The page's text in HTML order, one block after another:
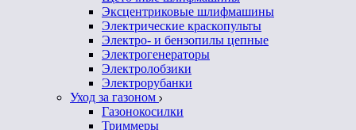
Эксцентриковые шлифмашины
Электрические краскопульты
Электро- и бензопилы цепные
Электрогенераторы
Электролобзики
Электрорубанки
Уход за газоном
Газонокосилки
Триммеры